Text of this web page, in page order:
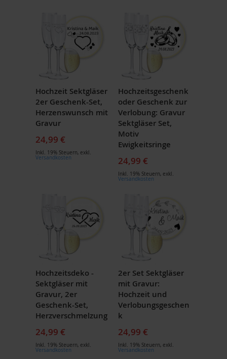
Hochzeit Sektgläser
2er Geschenk-Set,
Herzenswunsch mit
Gravur
24,99 €
Inkl. 19% Steuern, exkl.
Versandkosten
Hochzeitsgeschenk
oder Geschenk zur
Verlobung: Gravur
Sektgläser Set,
Motiv
Ewigkeitsringe
24,99 €
Inkl. 19% Steuern, exkl.
Versandkosten
Hochzeitsdeko -
Sektgläser mit
Gravur, 2er
Geschenk-Set,
Herzverschmelzung
24,99 €
Inkl. 19% Steuern, exkl.
Versandkosten
2er Set Sektgläser
mit Gravur:
Hochzeit und
Verlobungsgeschen
k
24,99 €
Inkl. 19% Steuern, exkl.
Versandkosten